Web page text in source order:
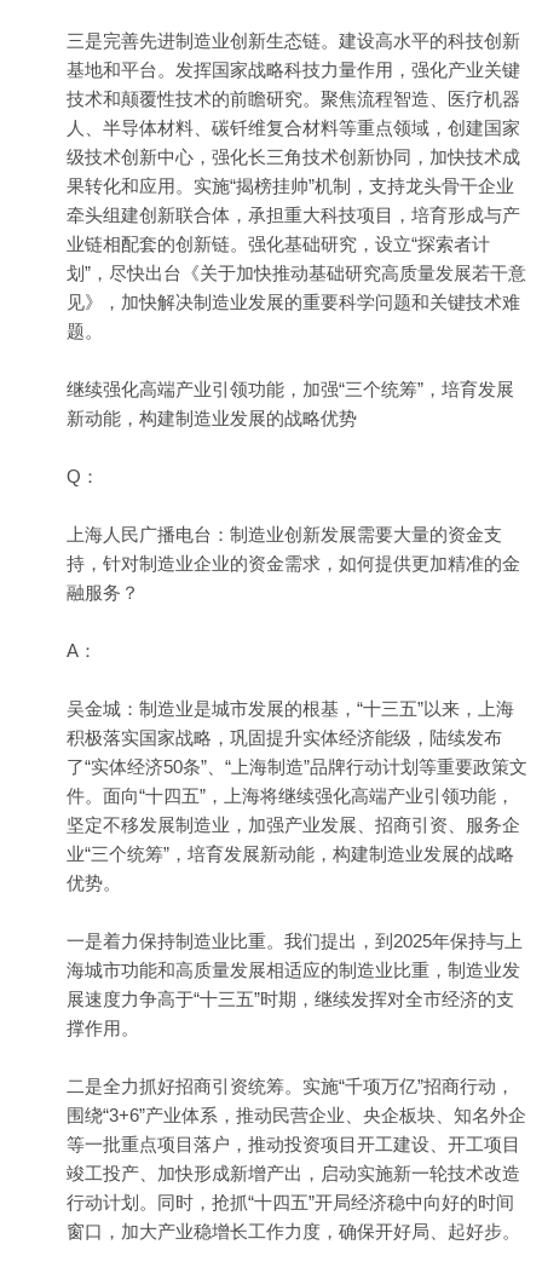
三是完善先进制造业创新生态链。建设高水平的科技创新
基地和平台。发挥国家战略科技力量作用，强化产业关键
技术和颠覆性技术的前瞻研究。聚焦流程智造、医疗机器
人、半导体材料、碳钎维复合材料等重点领域，创建国家
级技术创新中心，强化长三角技术创新协同，加快技术成
果转化和应用。实施“揭榜挂帅”机制，支持龙头骨干企业
牵头组建创新联合体，承担重大科技项目，培育形成与产
业链相配套的创新链。强化基础研究，设立“探索者计
划”，尽快出台《关于加快推动基础研究高质量发展若干意
见》，加快解决制造业发展的重要科学问题和关键技术难
题。
继续强化高端产业引领功能，加强“三个统筹”，培育发展
新动能，构建制造业发展的战略优势
Q：
上海人民广播电台：制造业创新发展需要大量的资金支
持，针对制造业企业的资金需求，如何提供更加精准的金
融服务？
A：
吴金城：制造业是城市发展的根基，“十三五”以来，上海
积极落实国家战略，巩固提升实体经济能级，陆续发布
了“实体经济50条”、“上海制造”品牌行动计划等重要政策文
件。面向“十四五”，上海将继续强化高端产业引领功能，
坚定不移发展制造业，加强产业发展、招商引资、服务企
业“三个统筹”，培育发展新动能，构建制造业发展的战略
优势。
一是着力保持制造业比重。我们提出，到2025年保持与上
海城市功能和高质量发展相适应的制造业比重，制造业发
展速度力争高于“十三五”时期，继续发挥对全市经济的支
撑作用。
二是全力抓好招商引资统筹。实施“千项万亿”招商行动，
围绕“3+6”产业体系，推动民营企业、央企板块、知名外企
等一批重点项目落户，推动投资项目开工建设、开工项目
竣工投产、加快形成新增产出，启动实施新一轮技术改造
行动计划。同时，抢抓“十四五”开局经济稳中向好的时间
窗口，加大产业稳增长工作力度，确保开好局、起好步。